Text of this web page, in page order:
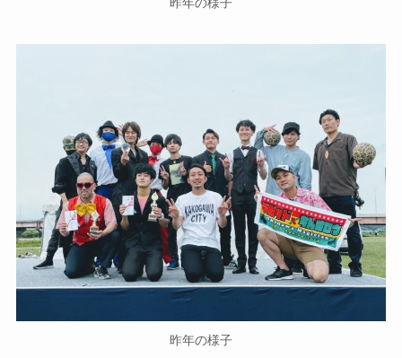
昨年の様子
昨年の様子